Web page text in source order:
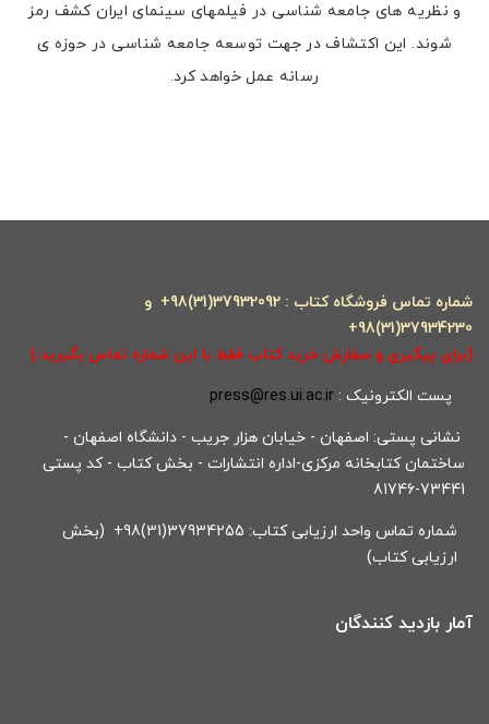
و نظریه های جامعه شناسی در فیلمهای سینمای ایران کشف رمز
شوند. این اکتشاف در جهت توسعه جامعه شناسی در حوزه ی
رسانه عمل خواهد کرد.
شماره تماس فروشگاه کتاب : 37932092(31)98+ و
37934230(31)98+
(برای پیگیری و سفارش خرید کتاب فقط با این شماره تماس بگیرید.)
پست الکترونیک : press@res.ui.ac.ir
نشانی پستی: اصفهان - خیابان هزار جریب - دانشگاه اصفهان -
ساختمان کتابخانه مرکزی-اداره انتشارات - بخش کتاب - کد پستی
73441-81746
شماره تماس واحد ارزیابی کتاب: 37934255(31)98+ (بخش
ارزیابی کتاب)
آمار بازدید کنندگان